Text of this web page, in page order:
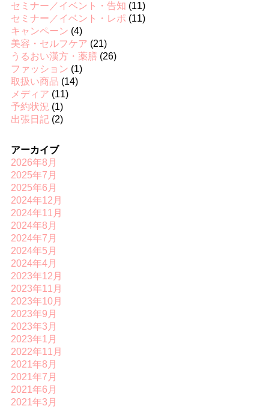
セミナー／イベント・告知 (11)
セミナー／イベント・レポ (11)
キャンペーン (4)
美容・セルフケア (21)
うるおい漢方・薬膳(26)
ファッション (1)
取扱い商品 (14)
メディア (11)
予約状況 (1)
出張日記(2)
アーカイブ
2026年8月
2025年7月
2025年6月
2024年12月
2024年11月
2024年8月
2024年7月
2024年5月
2024年4月
2023年12月
2023年11月
2023年10月
2023年9月
2023年3月
2023年1月
2022年11月
2021年8月
2021年7月
2021年6月
2021年3月